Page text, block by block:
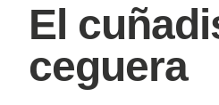
El
ceguera